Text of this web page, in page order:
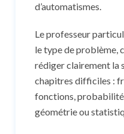
d’automatismes.
Le professeur
le type de problème,
rédiger clairement la
chapitres difficiles :
fonctions,
géométrie ou